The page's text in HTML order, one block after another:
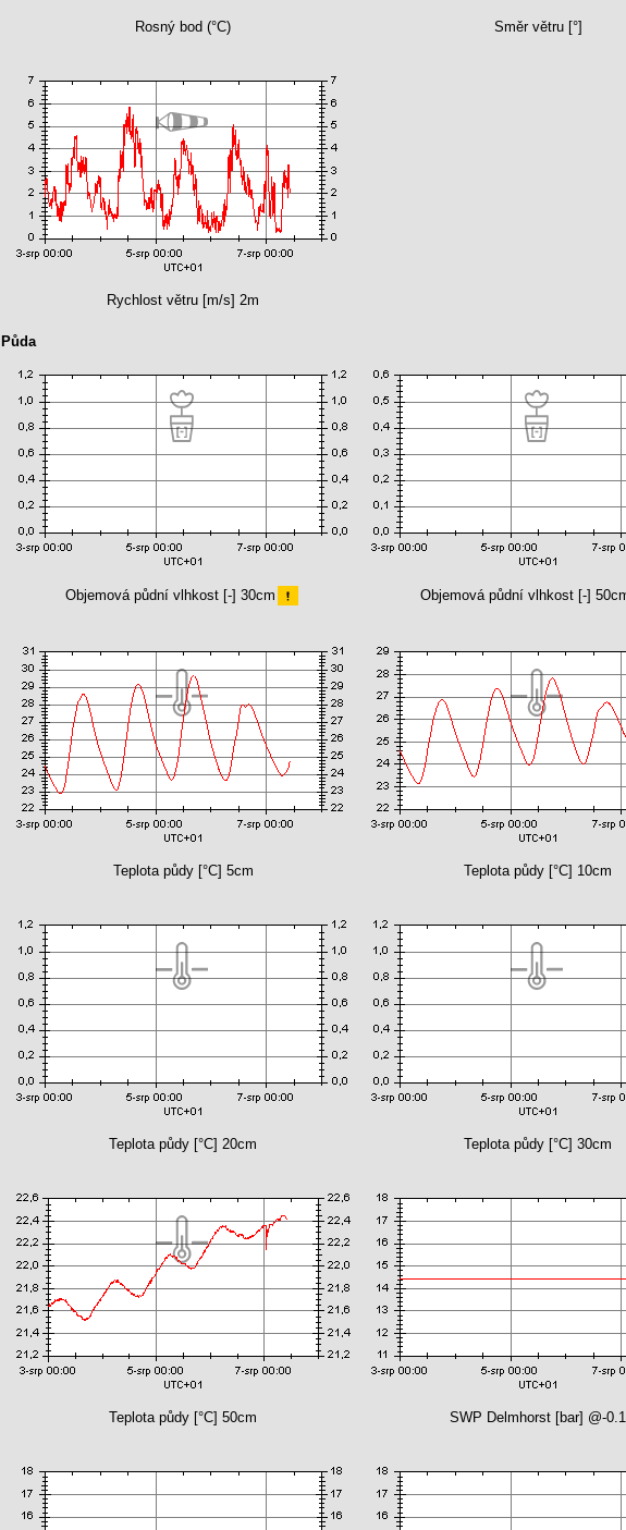
Rosný bod (°C) Směr větru [°]
Rychlost větru [m/s] 2m
Půda
Objemová půdní vlhkost [-] 30cm Objemová půdní vlhkost [-]
Teplota půdy [°C] 5cm Teplota půdy [°C] 10cm
Teplota půdy [°C] 20cm Teplota půdy [°C] 30cm
Teplota půdy [°C] 50cm SWP Delmhorst [bar] @-0.1